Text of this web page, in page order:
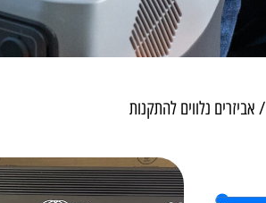
/ אביזרים נלווים להתקנות